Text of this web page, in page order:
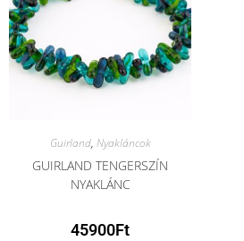
Guirland, Nyakláncok
GUIRLAND TENGERSZÍN
NYAKLÁNC
45900Ft